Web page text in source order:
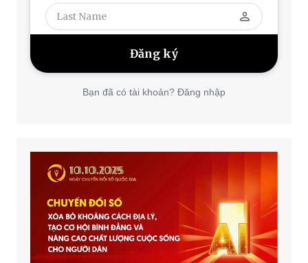
perm_identity
Bạn đã có tài khoản? Đăng nhập